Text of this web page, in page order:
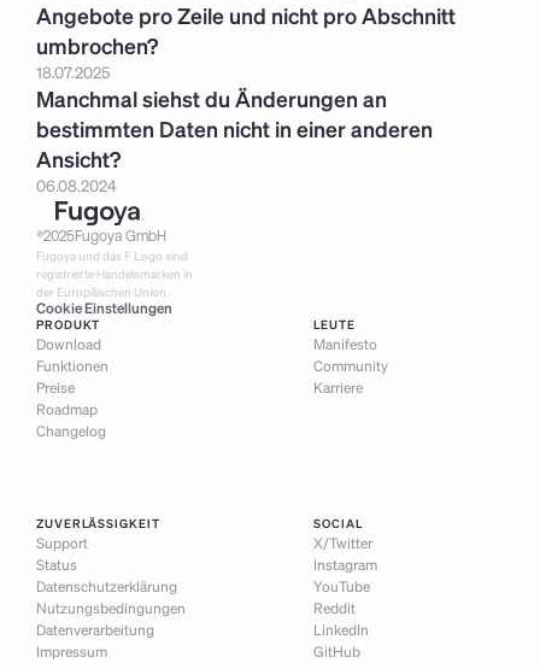
Angebote pro Zeile und nicht pro Abschnitt
umbrochen?
18.07.2025
Manchmal siehst du Änderungen an
bestimmten Daten nicht in einer anderen
Ansicht?
06.08.2024
®2025Fugoya GmbH
Fugoya und das F Logo sind
registrierte Handelsmarken in
der Europäischen Union.
Cookie Einstellungen
PRODUKT
Download
Funktionen
Preise
Roadmap
Changelog
LEUTE
Manifesto
Community
Karriere
ZUVERLÄSSIGKEIT
Support
Status
Datenschutzerklärung
Nutzungsbedingungen
Datenverarbeitung
Impressum
SOCIAL
X/Twitter
Instagram
YouTube
Reddit
LinkedIn
GitHub